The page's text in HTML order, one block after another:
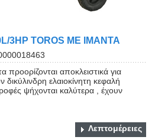
3HP TOROS ΜΕ ΙΜΑΝΤΑ
προορίζονται αποκλειστικά για
ελαιοκίνητη κεφαλή
ψήχονται καλύτερα , έχουν
Λεπτομέρειες